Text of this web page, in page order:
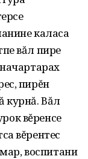
каласа
вăл пире
пирĕн
курнă. Вăл
вĕренсе
вĕрентес
воспитани